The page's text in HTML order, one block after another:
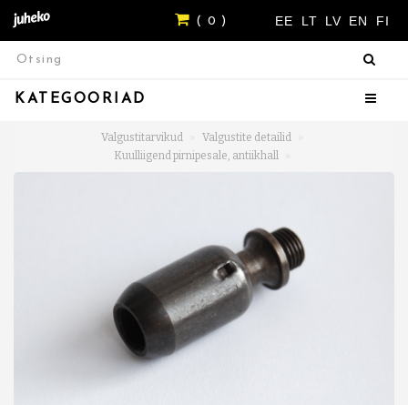
EE LT LV EN FI
( 0 )
KATEGOORIAD
Valgustitarvikud
Valgustite detailid
Kuulliigend pirnipesale, antiikhall